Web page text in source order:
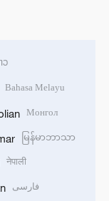
ວ
Bahasa Melayu
Монгол
မြန်မာဘာသာ
नेपाली
فارسی